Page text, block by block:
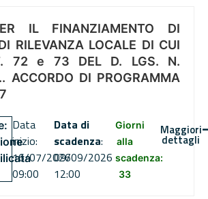
IL FINANZIAMENTO DI
RILEVANZA LOCALE DI CUI
72 e 73 DEL D. LGS. N.
ACCORDO DI PROGRAMMA
Data
inizio:
16/07/2026
09:00
Data di
scadenza:
09/09/2026
12:00
Giorni
alla
scadenza:
33
Maggiori
dettagli